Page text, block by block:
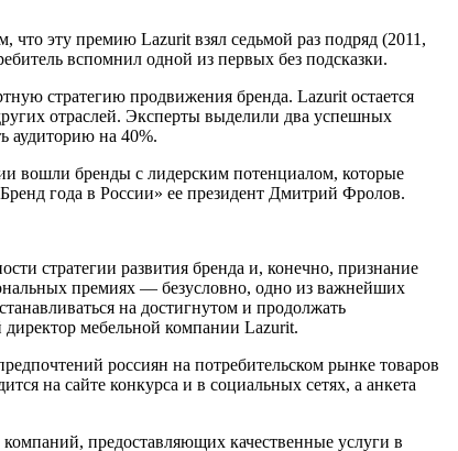
эту премию Lazurit взял седьмой раз подряд (2011,
вспомнил одной из первых без подсказки.
стратегию продвижения бренда. Lazurit остается
отраслей. Эксперты выделили два успешных
аудиторию на 40%.
вошли бренды с лидерским потенциалом, которые
года в России» ее президент Дмитрий Фролов.
стратегии развития бренда и, конечно, признание
премиях — безусловно, одно из важнейших
на достигнутом и продолжать
мебельной компании Lazurit.
россиян на потребительском рынке товаров
на сайте конкурса и в социальных сетях, а анкета
предоставляющих качественные услуги в